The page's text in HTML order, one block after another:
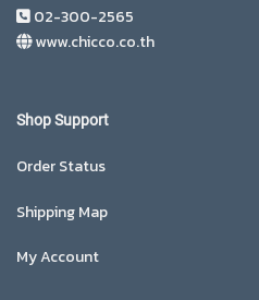
02-300-2565
www.chicco.co.th
Shop Support
Order Status
Shipping Map
My Account